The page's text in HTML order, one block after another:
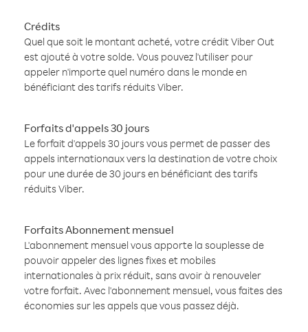
Crédits
Quel que soit le montant acheté, votre crédit Viber Out
est ajouté à votre solde. Vous pouvez l'utiliser pour
appeler n'importe quel numéro dans le monde en
bénéficiant des tarifs réduits Viber.
Forfaits d'appels 30 jours
Le forfait d'appels 30 jours vous permet de passer des
appels internationaux vers la destination de votre choix
pour une durée de 30 jours en bénéficiant des tarifs
réduits Viber.
Forfaits Abonnement mensuel
L'abonnement mensuel vous apporte la souplesse de
pouvoir appeler des lignes fixes et mobiles
internationales à prix réduit, sans avoir à renouveler
votre forfait. Avec l'abonnement mensuel, vous faites des
économies sur les appels que vous passez déjà.